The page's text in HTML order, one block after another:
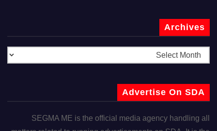
Archives
Advertise On SDA
SEGMA ME is the official media agency handling all